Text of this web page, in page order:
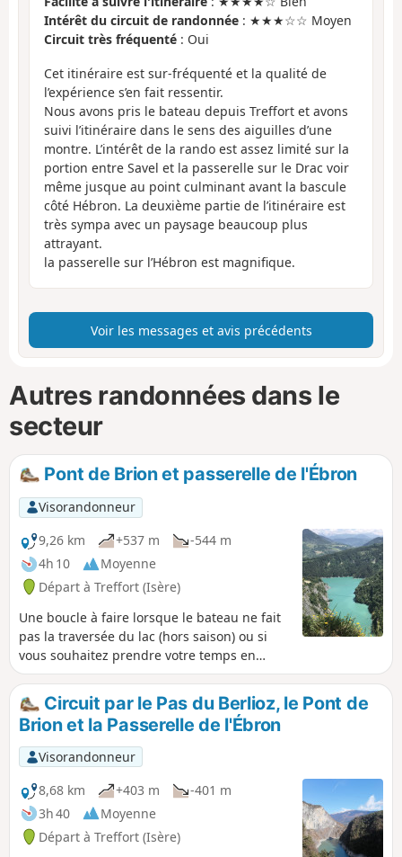
Intérêt du circuit de randonnée : ★★★☆☆ Moyen
Circuit très fréquenté : Oui
Cet itinéraire est sur-fréquenté et la qualité de
l’expérience s’en fait ressentir.
Nous avons pris le bateau depuis Treffort et avons
suivi l’itinéraire dans le sens des aiguilles d’une
montre. L’intérêt de la rando est assez limité sur la
portion entre Savel et la passerelle sur le Drac voir
même jusque au point culminant avant la bascule
côté Hébron. La deuxième partie de l’itinéraire est
très sympa avec un paysage beaucoup plus
attrayant.
la passerelle sur l’Hébron est magnifique.
Voir les messages et avis précédents
Autres randonnées dans le
secteur
Pont de Brion et passerelle de l'Ébron
Visorandonneur
9,26 km
+537 m
-544 m
4h 10
Moyenne
Départ à Treffort (Isère)
Une boucle à faire lorsque le bateau ne fait
pas la traversée du lac (hors saison) ou si
vous souhaitez prendre votre temps en
faisant les passerelles sur 2 jours. Voir mon
autre randonnée : Randonnée passerelle du
Drac. Je déconseille cette randonnée pour
les personnes ayant le vertige ou la phobie
de l’écroulement !
Circuit par le Pas du Berlioz, le Pont de
Brion et la Passerelle de l'Ébron
Visorandonneur
8,68 km
+403 m
-401 m
3h 40
Moyenne
Départ à Treffort (Isère)